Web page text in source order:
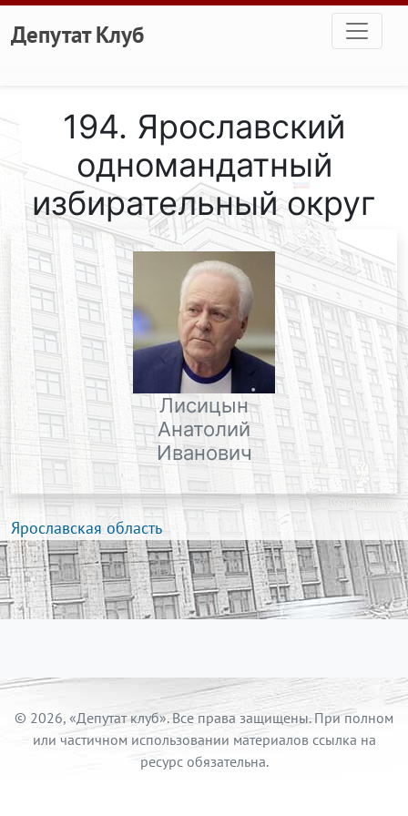
Перейти к основному содержанию
Депутат Клуб
194. Ярославский
одномандатный
избирательный округ
Лисицын
Анатолий
Иванович
Ярославская область
© 2026, «Депутат клуб». Все права защищены. При полном
или частичном использовании материалов ссылка на
ресурс обязательна.